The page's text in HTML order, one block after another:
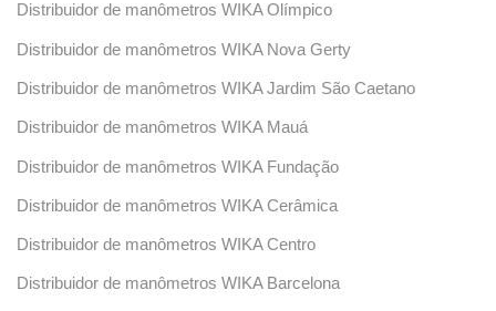
Distribuidor de manômetros WIKA Olímpico
Distribuidor de manômetros WIKA Nova Gerty
Distribuidor de manômetros WIKA Jardim São Caetano
Distribuidor de manômetros WIKA Mauá
Distribuidor de manômetros WIKA Fundação
Distribuidor de manômetros WIKA Cerâmica
Distribuidor de manômetros WIKA Centro
Distribuidor de manômetros WIKA Barcelona